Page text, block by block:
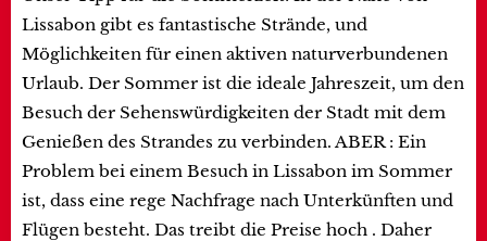
Lissabon gibt es fantastische Strände, und
Möglichkeiten für einen aktiven naturverbundenen
Urlaub. Der Sommer ist die ideale Jahreszeit, um den
Besuch der Sehenswürdigkeiten der Stadt mit dem
Genießen des Strandes zu verbinden. ABER : Ein
Problem bei einem Besuch in Lissabon im Sommer
ist, dass eine rege Nachfrage nach Unterkünften und
Flügen besteht. Das treibt die Preise hoch . Daher